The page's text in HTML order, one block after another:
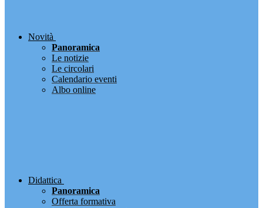
Novità
Panoramica
Le notizie
Le circolari
Calendario eventi
Albo online
Didattica
Panoramica
Offerta formativa